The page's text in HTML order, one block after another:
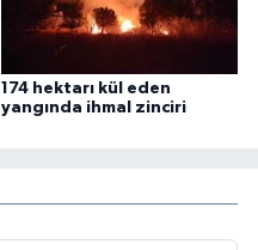
174 hektarı kül eden
yangında ihmal zinciri